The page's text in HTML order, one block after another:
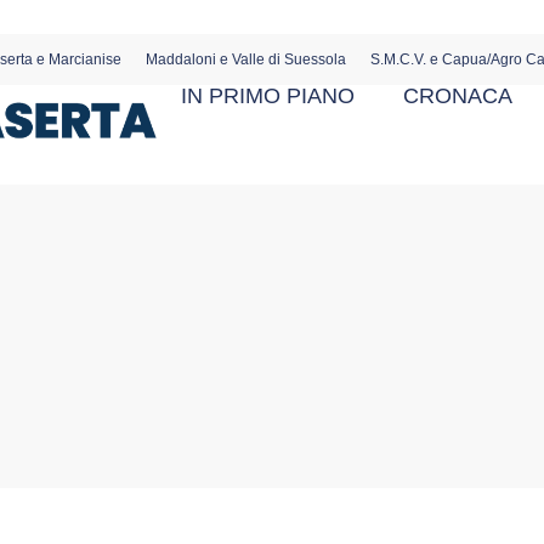
e Marcianise Maddaloni e Valle di Suessola S.M.C.V. e Capua/Agro
IN PRIMO PIANO CRONACA